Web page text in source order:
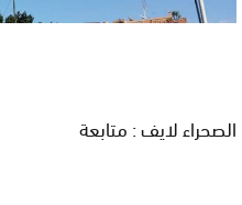
الصحراء لايف : متابعة